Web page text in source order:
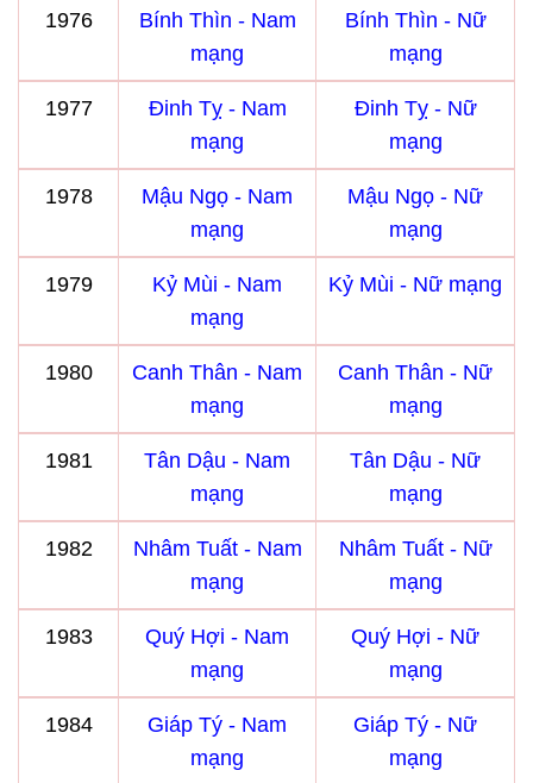
1976
Bính Thìn - Nam
mạng
Bính Thìn - Nữ
mạng
1977
Đinh Tỵ - Nam
mạng
Đinh Tỵ - Nữ
mạng
1978
Mậu Ngọ - Nam
mạng
Mậu Ngọ - Nữ
mạng
1979
Kỷ Mùi - Nam
mạng
Kỷ Mùi - Nữ mạng
1980
Canh Thân - Nam
mạng
Canh Thân - Nữ
mạng
1981
Tân Dậu - Nam
mạng
Tân Dậu - Nữ
mạng
1982
Nhâm Tuất - Nam
mạng
Nhâm Tuất - Nữ
mạng
1983
Quý Hợi - Nam
mạng
Quý Hợi - Nữ
mạng
1984
Giáp Tý - Nam
mạng
Giáp Tý - Nữ
mạng